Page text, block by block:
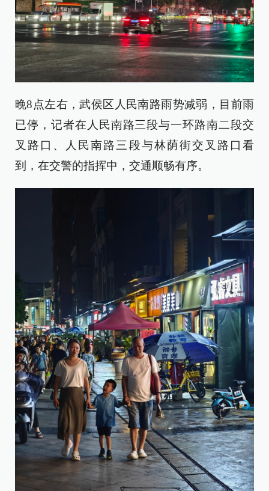
晚8点左右，武侯区人民南路雨势减弱，目前雨
已停，记者在人民南路三段与一环路南二段交
叉路口、人民南路三段与林荫街交叉路口看
到，在交警的指挥中，交通顺畅有序。